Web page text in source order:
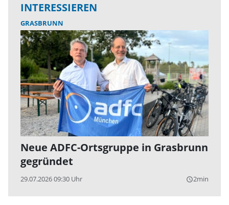
INTERESSIEREN
GRASBRUNN
Neue ADFC-Ortsgruppe in Grasbrunn
gegründet
29.07.2026 09:30 Uhr query_builder2min